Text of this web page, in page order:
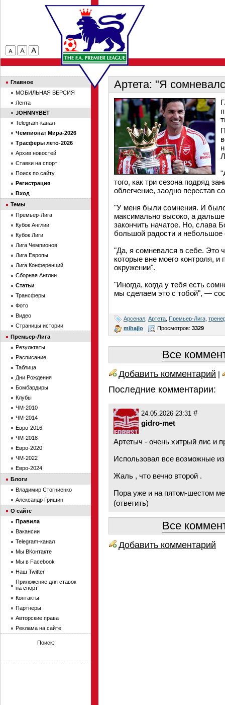
Артета: "Я
того, как три сезона подряд
облегчение, заодно перестав
"У меня были сомнения. И
максимально высоко, а
закончить начатое. Но, слава
большой радости и небольшое
"Да, я сомневался в себе. Это
которые вне моего контроля,
окружении".
"Иногда, когда у тебя есть
мы сделаем это с тобой", —
Арсенал Артета Премьер-Лига
mihajlo
Просмотров: 3329
Все
Добавить комментарий |
Последние комментарии:
24.05.2026 23:31 #
gidro-met
Артетыч - очень хитрый лис и
Использовал все возможные
Жаль , что вечно второй .
Пора уже и на пятом-шестом
(ответить)
Все
Добавить комментарий
Главное
МОБИЛЬНАЯ ВЕРСИЯ
Лента
JOHNNYBET
Telegram-канал
Чемпионат Мира-2026
Трасферы лето-2026
Архив новостей
Ставки на спорт
Поиск по сайту
Регистрация
Вход
Темы
Премьер-Лига
Кубок Англии
Кубок Лиги
Лига Чемпионов
Лига Европы
Лига Конференций
Сборная Англии
Статьи
Трансферы
Фото
Видео
Страницы истории
Премьер-Лига
Результаты
Расписание
Таблица
Дни Рождения
Бомбардиры
Клубы
ЧМ-2010
ЧМ-2014
Евро-2016
ЧМ-2018
Евро-2020
ЧМ-2022
Евро-2024
Блоги
Владимир Стогниенко
Александр Гришин
О сайте
Правила
Вакансии
Telegram-канал
Мы ВКонтакте
Мы в Facebook
Наш Twitter
Приложение для ставок
на спорт
Контакты
Партнеры
Авторские права
Реклама на сайте
Поиск: